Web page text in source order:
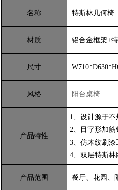
名称 特斯林几何椅
材质 铝合金框架+
尺寸
风格 阳台桌椅
产品特性
1、设计源于
2、目字形加筋
3、仿木纹刷
4、双层特斯
产品范围 餐厅、花园、